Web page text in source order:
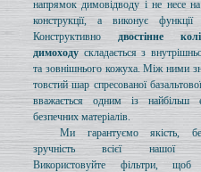
напрямок димовідводу і не несе
конструкції, а виконує функції
Конструктивно двостінне
димоходу складається з
та зовнішнього кожуха. Між ними
товстий шар спресованої
вважається одним із найбільш
безпечних матеріалів.
Ми гарантуємо якість,
зручність всієї нашої
Використовуйте фільтри, щоб